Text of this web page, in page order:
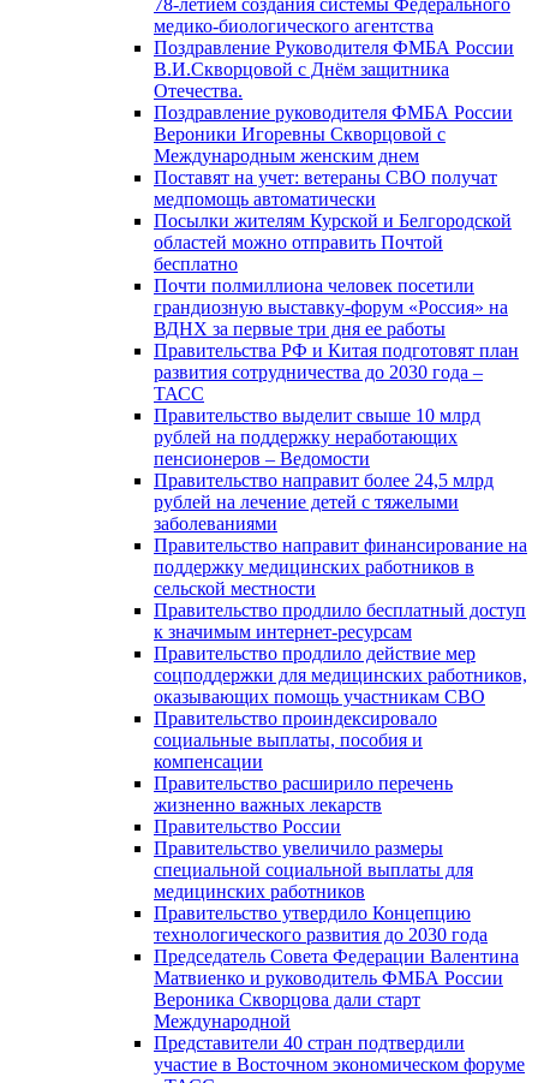
78-летием создания системы Федерального
медико-биологического агентства
Поздравление Руководителя ФМБА России
В.И.Скворцовой с Днём защитника
Отечества.
Поздравление руководителя ФМБА России
Вероники Игоревны Скворцовой с
Международным женским днем
Поставят на учет: ветераны СВО получат
медпомощь автоматически
Посылки жителям Курской и Белгородской
областей можно отправить Почтой
бесплатно
Почти полмиллиона человек посетили
грандиозную выставку-форум «Россия» на
ВДНХ за первые три дня ее работы
Правительства РФ и Китая подготовят план
развития сотрудничества до 2030 года –
ТАСС
Правительство выделит свыше 10 млрд
рублей на поддержку неработающих
пенсионеров – Ведомости
Правительство направит более 24,5 млрд
рублей на лечение детей с тяжелыми
заболеваниями
Правительство направит финансирование на
поддержку медицинских работников в
сельской местности
Правительство продлило бесплатный доступ
к значимым интернет-ресурсам
Правительство продлило действие мер
соцподдержки для медицинских работников,
оказывающих помощь участникам СВО
Правительство проиндексировало
социальные выплаты, пособия и
компенсации
Правительство расширило перечень
жизненно важных лекарств
Правительство России
Правительство увеличило размеры
специальной социальной выплаты для
медицинских работников
Правительство утвердило Концепцию
технологического развития до 2030 года
Председатель Совета Федерации Валентина
Матвиенко и руководитель ФМБА России
Вероника Скворцова дали старт
Международной
Представители 40 стран подтвердили
участие в Восточном экономическом форуме